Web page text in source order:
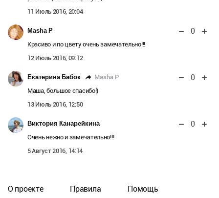
11 Июль 2016, 20:04
Masha P 0
Красиво и по цвету очень замечательно!!!
12 Июль 2016, 09:12
Екатерина Бабок Masha P 0
Маша, большое спасибо!)
13 Июль 2016, 12:50
Виктория Канарейкина 0
Очень нежно и замечательно!!!
5 Август 2016, 14:14
О проекте Правила Помощь